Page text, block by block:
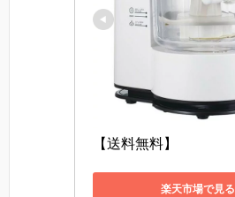
【送料無料】
楽天市場で見る